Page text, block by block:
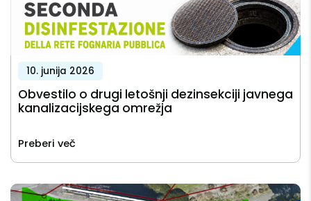
10. junija 2026
Obvestilo o drugi letošnji dezinsekciji javnega
kanalizacijskega omrežja
Preberi več